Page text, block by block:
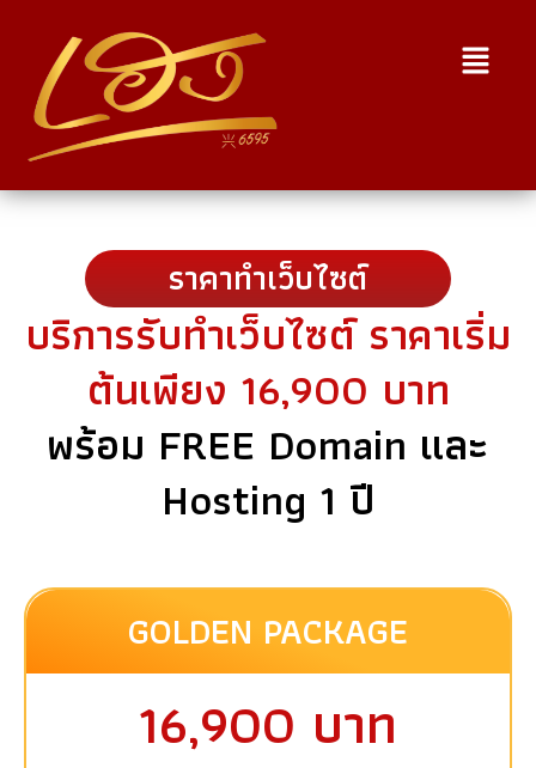
ราคาทำเว็บไซต์
บริการรับทำเว็บไซต์ ราคาเริ่ม
ต้นเพียง 16,900 บาท
พร้อม FREE Domain และ
Hosting 1 ปี
GOLDEN PACKAGE
16,900 บาท